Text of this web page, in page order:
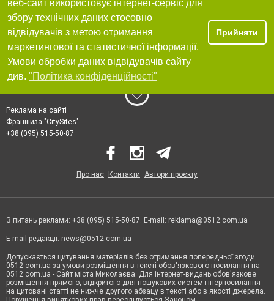
веб-сайт використовує інтернет-сервіс для
збору технічних даних стосовно
відвідувачів з метою отримання
маркетингової та статистичної інформації.
Умови обробки даних відвідувачів сайту
див. "Політика конфіденційності"
Прийняти
Реклама на сайті
Франшиза "CitySites"
+38 (095) 515-50-87
Про нас Контакти Автори проєкту
З питань реклами: +38 (095) 515-50-87. E-mail: reklama@0512.com.ua
E-mail редакції: news@0512.com.ua
Допускається цитування матеріалів без отримання попередньої згоди
0512.com.ua за умови розміщення в тексті обов'язкового посилання на
0512.com.ua - Сайт міста Миколаєва. Для інтернет-видань обов'язкове
розміщення прямого, відкритого для пошукових систем гіперпосилання
на цитовані статті не нижче другого абзацу в тексті або в якості джерела.